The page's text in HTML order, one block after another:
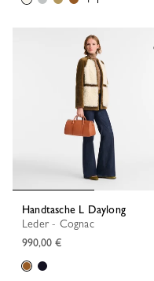
Handtasche L Daylong
Leder - Cognac
990,00 €